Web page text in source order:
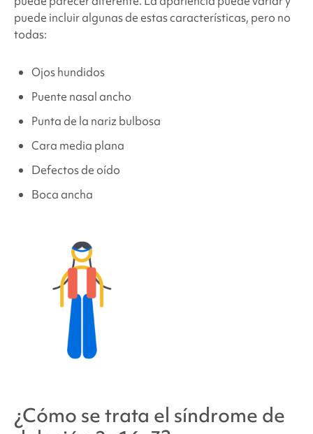
puede incluir algunas de estas características, pero no
todas:
Ojos hundidos
Puente nasal ancho
Punta de la nariz bulbosa
Cara media plana
Defectos de oído
Boca ancha
¿Cómo se trata el síndrome de